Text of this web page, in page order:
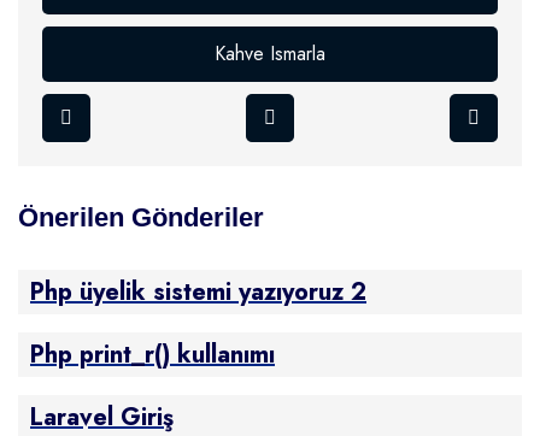
Kahve Ismarla
Önerilen Gönderiler
Php üyelik sistemi yazıyoruz 2
Php print_r() kullanımı
Laravel Giriş